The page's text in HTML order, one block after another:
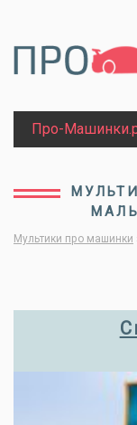
Про-
Мультики про машинки